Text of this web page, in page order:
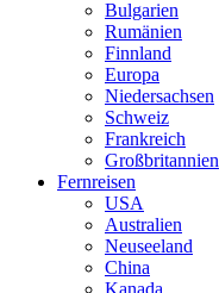
Bulgarien
Rumänien
Finnland
Europa
Niedersachsen
Schweiz
Frankreich
Großbritannien
Fernreisen
USA
Australien
Neuseeland
China
Kanada